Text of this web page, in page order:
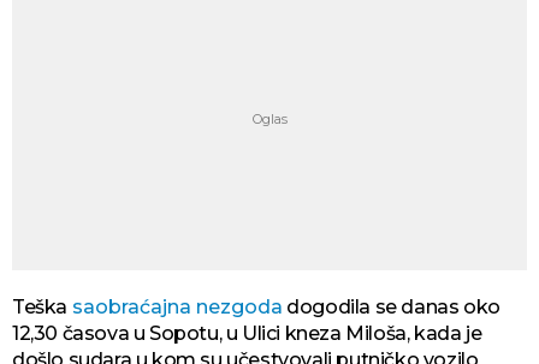
Teška saobraćajna nezgoda dogodila se danas oko
12,30 časova u Sopotu, u Ulici kneza Miloša, kada je